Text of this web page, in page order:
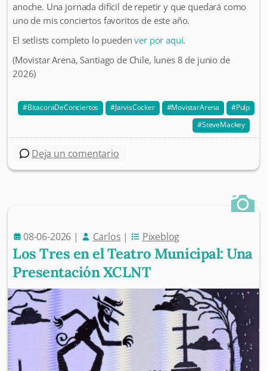
anoche. Una jornada difícil de repetir y que quedará como
uno de mis conciertos favoritos de este año.
El setlists completo lo puedenver por aquí.
(Movistar Arena, Santiago de Chile, lunes 8 de junio de
2026)
BitacoraDeConciertos JarvisCocker MovistarArena
Pulp
SteveMackey
Deja un comentario
08-06-2026 | Carlos | Pixeblog
Los Tres en el Teatro Municipal: Una
Presentación XCLNT